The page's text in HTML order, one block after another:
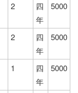
2
四
年
5000
2
四
年
5000
1
四
年
5000